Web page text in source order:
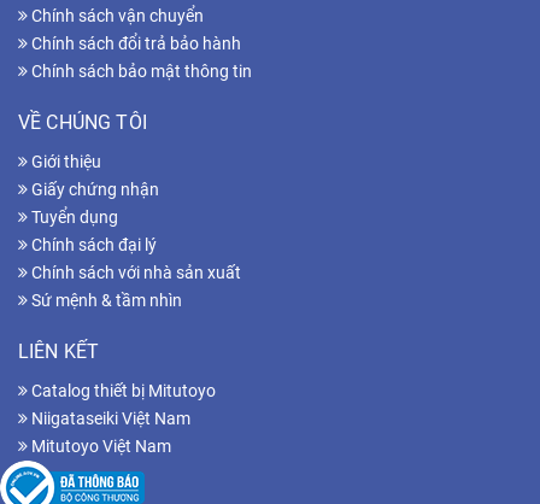
Chính sách vận chuyển
Chính sách đổi trả bảo hành
Chính sách bảo mật thông tin
VỀ CHÚNG TÔI
Giới thiệu
Giấy chứng nhận
Tuyển dụng
Chính sách đại lý
Chính sách với nhà sản xuất
Sứ mệnh & tầm nhìn
LIÊN KẾT
Catalog thiết bị Mitutoyo
Niigataseiki Việt Nam
Mitutoyo Việt Nam